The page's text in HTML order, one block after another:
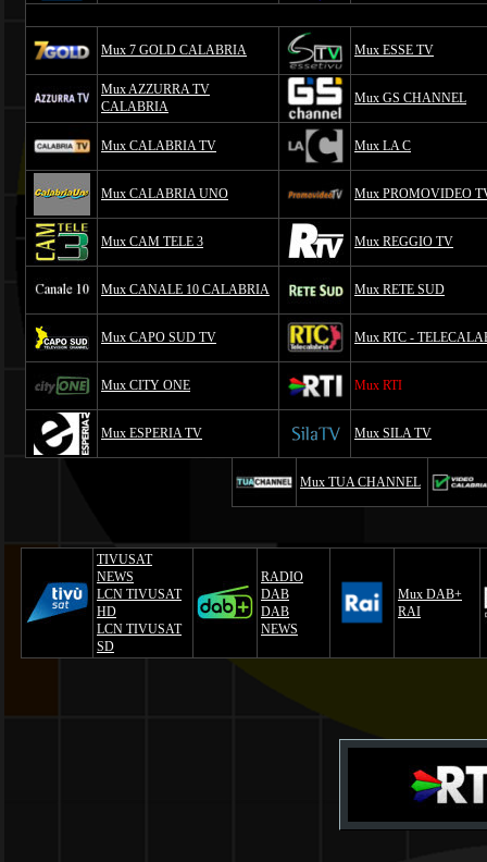
Mux 7 GOLD CALABRIA Mux ESSE TV
Mux AZZURRA TV
CALABRIA
Mux GS CHANNEL
Mux CALABRIA TV Mux LA C
Mux CALABRIA UNO Mux PROMOVIDEO
Mux CAM TELE 3 Mux REGGIO TV
Mux CANALE 10 CALABRIA Mux RETE SUD
Mux CAPO SUD TV Mux RTC -
Mux CITY ONE Mux RTI
Mux ESPERIA TV Mux SILA TV
Mux TUA CHANNEL
TIVUSAT
NEWS
LCN TIVUSAT
HD
LCN TIVUSAT
SD
RADIO
DAB
DAB
NEWS
Mux DAB+
RAI